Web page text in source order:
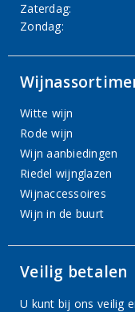
Zaterdag:
Zondag:
Witte wijn
Rode wijn
Wijn aanbiedingen
Riedel wijnglazen
Wijnaccessoires
Wijn in de buurt
Veilig betalen
U kunt bij ons veilig